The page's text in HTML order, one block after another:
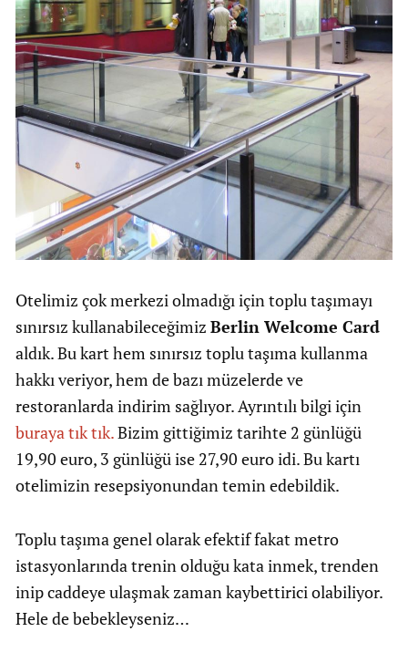
Otelimiz çok merkezi olmadığı için toplu taşımayı
sınırsız kullanabileceğimiz Berlin Welcome Card
aldık. Bu kart hem sınırsız toplu taşıma kullanma
hakkı veriyor, hem de bazı müzelerde ve
restoranlarda indirim sağlıyor. Ayrıntılı bilgi için
buraya tık tık.Bizim gittiğimiz tarihte 2 günlüğü
19,90 euro, 3 günlüğü ise 27,90 euro idi. Bu kartı
otelimizin resepsiyonundan temin edebildik.
Toplu taşıma genel olarak efektif fakat metro
istasyonlarında trenin olduğu kata inmek, trenden
inip caddeye ulaşmak zaman kaybettirici olabiliyor.
Hele de bebekleyseniz…